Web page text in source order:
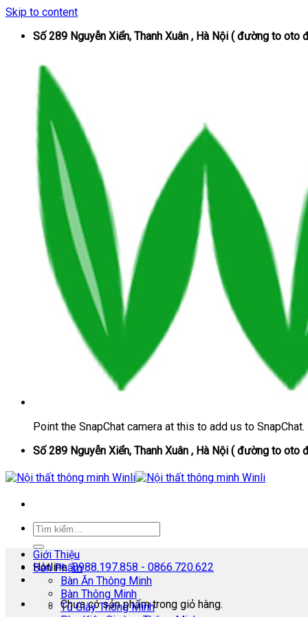
Skip to content
Số 289 Nguyễn Xiển, Thanh Xuân , Hà Nội ( đường to oto
Point the SnapChat camera at this to add us to SnapChat.
Số 289 Nguyễn Xiển, Thanh Xuân , Hà Nội ( đường to oto
Hotline:0988.197.858 - 0866.720.622
Chưa có sản phẩm trong giỏ hàng.
Giới Thiệu
Sản Phẩm
Bàn Ăn Thông Minh
Bàn Thông Minh
Tủ Giày Thông Minh